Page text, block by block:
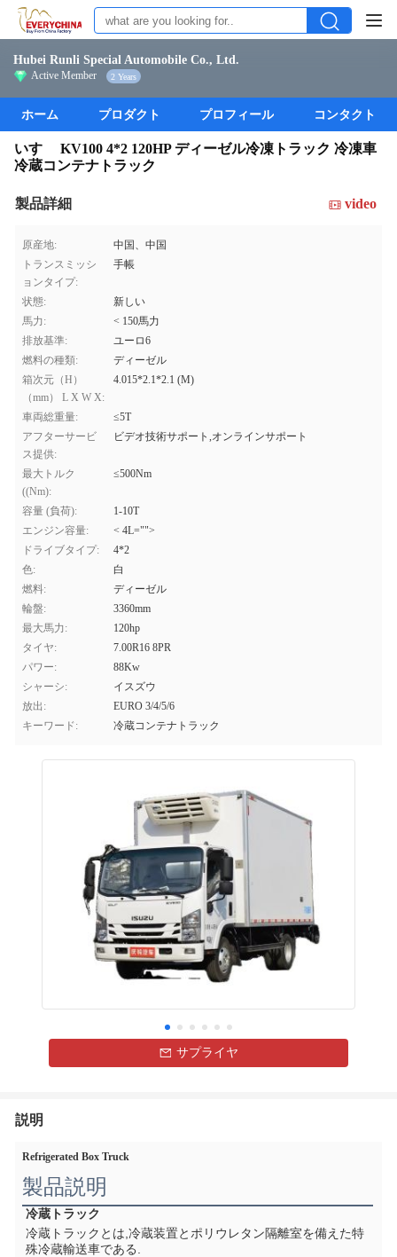
Hubei Runli Special Automobile Co., Ltd.
Active Member 2 Years
ホーム プロダクト プロフィール コンタクト
いすゞ KV100 4*2 120HP ディーゼル冷凍トラック 冷凍車
冷蔵コンテナトラック
製品詳細 video
原産地:
中国、中国
トランスミッシ
ョンタイプ:
手帳
状態:
新しい
馬力:
< 150馬力
排放基準:
ユーロ6
燃料の種類:
ディーゼル
箱次元（H）
（mm） L X W X:
4.015*2.1*2.1 (M)
車両総重量:
≤5T
アフターサービ
ス提供:
ビデオ技術サポート,オンラインサポート
最大トルク
((Nm):
≤500Nm
容量 (負荷):
1-10T
エンジン容量:
< 4L="">
ドライブタイプ:
4*2
色:
白
燃料:
ディーゼル
輪盤:
3360mm
最大馬力:
120hp
タイヤ:
7.00R16 8PR
パワー:
88Kw
シャーシ:
イスズウ
放出:
EURO 3/4/5/6
キーワード:
冷蔵コンテナトラック
サプライヤ
説明
Refrigerated Box Truck
製品説明
冷蔵トラック
冷蔵トラックとは,冷蔵装置とポリウレタン隔離室を備えた特
殊冷蔵輸送車である.